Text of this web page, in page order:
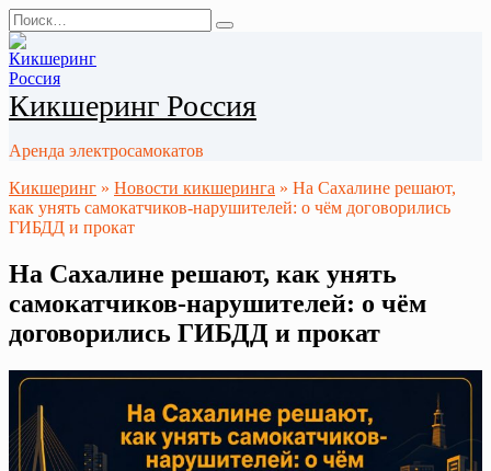
Перейти
к
содержанию
Search
for:
Кикшеринг Россия
Аренда электросамокатов
Кикшеринг » Новости кикшеринга » На Сахалине решают,
как унять самокатчиков-нарушителей: о чём договорились
ГИБДД и прокат
На Сахалине решают, как унять
самокатчиков-нарушителей: о чём
договорились ГИБДД и прокат